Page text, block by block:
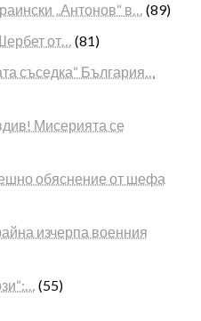
„Антонов“ в… (89)
от… (81)
съседка“ България…
Мисерията се
обяснение от шефа
изчерпа военния
(55)